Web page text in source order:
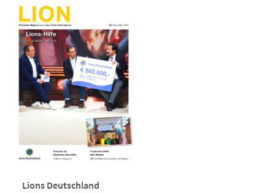
Lions Deutschland